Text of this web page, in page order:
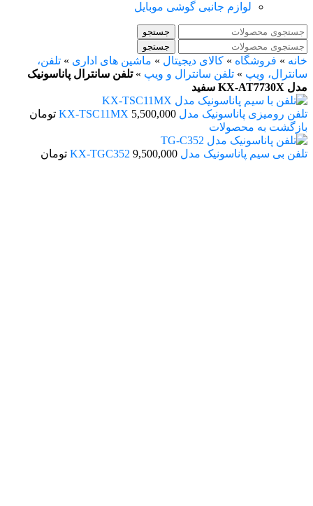
لوازم جانبی گوشی موبایل
جستجو
جستجو
خانه » فروشگاه » کالای دیجیتال » ماشین های اداری » تلفن،
سانترال، ویپ » تلفن سانترال و ویپ »تلفن سانترال پاناسونیک
مدل KX-AT7730X سفید
تلفن رومیزی پاناسونیک مدل KX-TSC11MX 5,500,000
تومان
بازگشت به محصولات
تلفن بی سیم پاناسونیک مدل KX-TGC352 9,500,000
تومان